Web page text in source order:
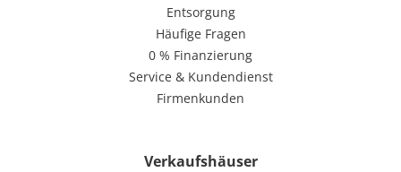
Entsorgung
Häufige Fragen
0 % Finanzierung
Service & Kundendienst
Firmenkunden
Verkaufshäuser